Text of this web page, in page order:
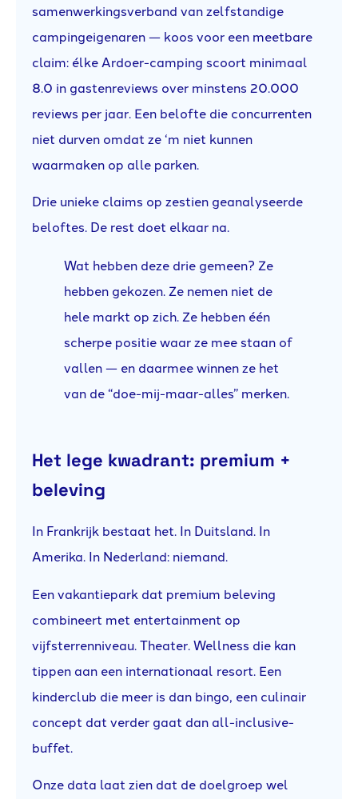
samenwerkingsverband van zelfstandige
campingeigenaren — koos voor een meetbare
claim: élke Ardoer-camping scoort minimaal
8.0 in gastenreviews over minstens 20.000
reviews per jaar. Een belofte die concurrenten
niet durven omdat ze ‘m niet kunnen
waarmaken op alle parken.
Drie unieke claims op zestien geanalyseerde
beloftes. De rest doet elkaar na.
Wat hebben deze drie gemeen? Ze
hebben gekozen. Ze nemen niet de
hele markt op zich. Ze hebben één
scherpe positie waar ze mee staan of
vallen — en daarmee winnen ze het
van de “doe-mij-maar-alles” merken.
Het lege kwadrant: premium +
beleving
In Frankrijk bestaat het. In Duitsland. In
Amerika. In Nederland: niemand.
Een vakantiepark dat premium beleving
combineert met entertainment op
vijfsterrenniveau. Theater. Wellness die kan
tippen aan een internationaal resort. Een
kinderclub die meer is dan bingo, een culinair
concept dat verder gaat dan all-inclusive-
buffet.
Onze data laat zien dat de doelgroep wel